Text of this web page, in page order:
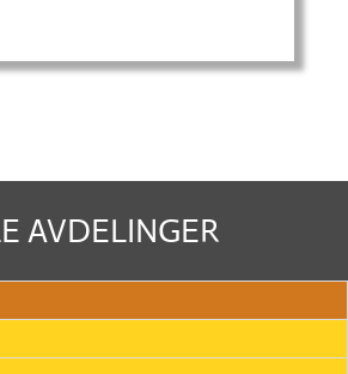
AVDELINGER